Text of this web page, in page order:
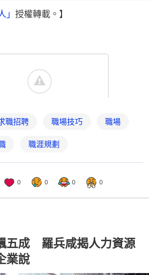
」 授權轉載。】
職招聘 職場技巧 職場
職涯規劃
0 0 0 0
五成 羅兵咸揭人力資源
業說